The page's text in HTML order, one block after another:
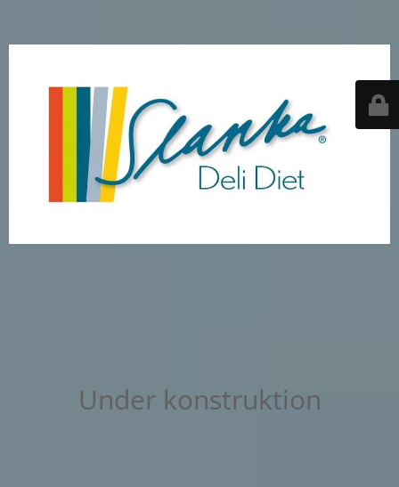
Under konstruktion